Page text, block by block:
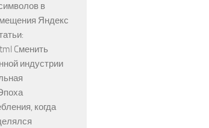
в
Яндекс
Cменить
индустрии
когда